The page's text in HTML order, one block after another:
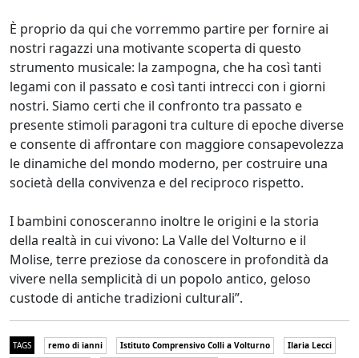
È proprio da qui che vorremmo partire per fornire ai
nostri ragazzi una motivante scoperta di questo
strumento musicale: la zampogna, che ha così tanti
legami con il passato e così tanti intrecci con i giorni
nostri. Siamo certi che il confronto tra passato e
presente stimoli paragoni tra culture di epoche diverse
e consente di affrontare con maggiore consapevolezza
le dinamiche del mondo moderno, per costruire una
società della convivenza e del reciproco rispetto.
I bambini conosceranno inoltre le origini e la storia
della realtà in cui vivono: La Valle del Volturno e il
Molise, terre preziose da conoscere in profondità da
vivere nella semplicità di un popolo antico, geloso
custode di antiche tradizioni culturali”.
TAGS remo di ianni Istituto Comprensivo Colli a Volturno
Ilaria Lecci